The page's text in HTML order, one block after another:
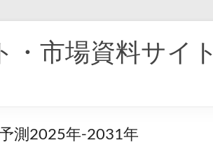
・市場資料サイト
測2025年-2031年